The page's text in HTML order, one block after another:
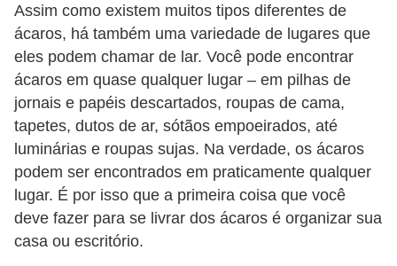
Assim como existem muitos tipos diferentes de
ácaros, há também uma variedade de lugares que
eles podem chamar de lar. Você pode encontrar
ácaros em quase qualquer lugar – em pilhas de
jornais e papéis descartados, roupas de cama,
tapetes, dutos de ar, sótãos empoeirados, até
luminárias e roupas sujas. Na verdade, os ácaros
podem ser encontrados em praticamente qualquer
lugar. É por isso que a primeira coisa que você
deve fazer para se livrar dos ácaros é organizar sua
casa ou escritório.
r
a
s
u
a
c
a
s
a